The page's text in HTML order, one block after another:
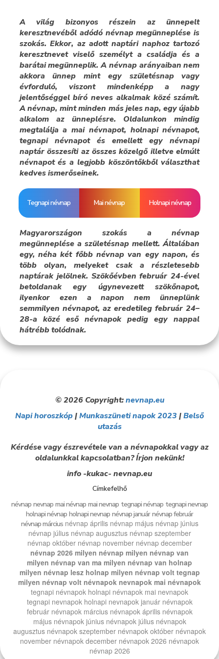
A világ bizonyos részein az ünnepelt
keresztnevéből adódó névnap megünneplése is
szokás. Ekkor, az adott naptári naphoz tartozó
keresztnevet viselő személyt a családja és a
barátai megünneplik. A névnap arányaiban nem
akkora ünnep mint egy születésnap vagy
évforduló, viszont mindenképp a nagy
jelentőséggel bíró neves alkalmak közé számít.
A névnap, mint minden más jeles nap, egy újabb
alkalom az ünneplésre. Oldalunkon mindig
megtalálja a mai névnapot, holnapi névnapot,
tegnapi névnapot és emellett egy névnapi
naptár összesíti az összes közelgő illetve elmúlt
névnapot és a legjobb köszöntőkből választhat
kedves ismerőseinek.
Tegnapi névnap Mai névnap Holnapi névnap
Magyarországon szokás a névnap
megünneplése a születésnap mellett. Általában
egy, néha két főbb névnap van egy napon, és
több olyan, melyeket csak a részletesebb
naptárak jelölnek. Szökőévben február 24-ével
betoldanak egy úgynevezett szökőnapot,
ilyenkor ezen a napon nem ünneplünk
semmilyen névnapot, az eredetileg február 24–
28-a közé eső névnapok pedig egy nappal
hátrébb tolódnak.
© 2026 Copyright:nevnap.eu
Napi horoszkóp|Munkaszüneti napok 2023|Belső
utazás
Kérdése vagy észrevétele van a névnapokkal vagy az
oldalunkkal kapcsolatban? Írjon nekünk!
info -kukac- nevnap.eu
Címkefelhő
névnap nevnap mai névnap mai nevnap tegnapi névnap tegnapi nevnap
holnapi névnap holnapi nevnap névnap január névnap február
névnap március névnap április névnap május névnap június
névnap július névnap augusztus névnap szeptember
névnap október névnap november névnap december
névnap 2026 milyen névnap milyen névnap van
milyen névnap van ma milyen névnap van holnap
milyen névnap lesz holnap milyen névnap volt tegnap
milyen névnap volt névnapok nevnapok mai névnapok
tegnapi névnapok holnapi névnapok mai nevnapok
tegnapi nevnapok holnapi nevnapok január névnapok
február névnapok március névnapok április névnapok
május névnapok június névnapok július névnapok
augusztus névnapok szeptember névnapok október névnapok
november névnapok december névnapok 2026 névnapok
névnap 2026